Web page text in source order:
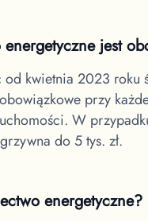
jest
od kwietnia 2023 roku
przy
W
do 5 tys. zł.
energetyczne?